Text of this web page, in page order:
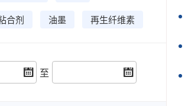
合剂 油墨 再生纤维素
至